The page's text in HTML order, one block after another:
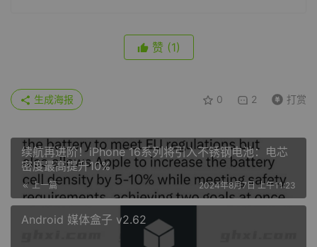
赞 (1)
0 2 打赏
生成海报
续航再进阶！iPhone 16系列将引入不锈钢电池：电芯
密度最高提升10%
上一篇 2024年8月7日 上午11:23
Android 媒体盒子 v2.62